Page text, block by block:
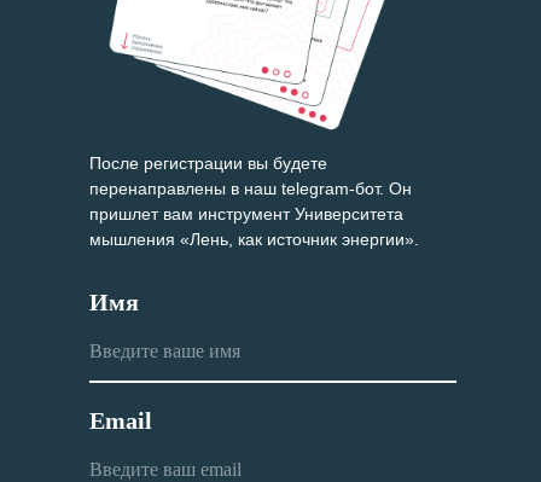
Имя
Email
После регистрации вы будете
перенаправлены в наш telegram-бот. Он
пришлет вам инструмент Университета
мышления «Лень, как источник энергии».